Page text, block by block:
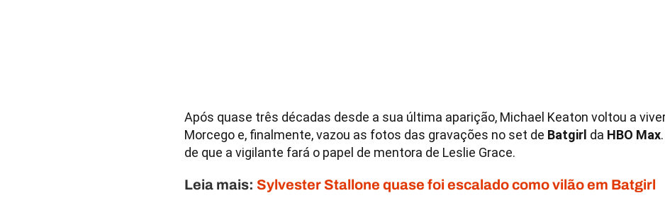
Após quase três décadas desde a sua última aparição, Michael Keaton voltou a
Morcego e, finalmente, vazou as fotos das gravações no set de Batgirl da HBO Max
de que a vigilante fará o papel de mentora de Leslie Grace.
Leia mais: Sylvester Stallone quase foi escalado como vilão em Batgirl